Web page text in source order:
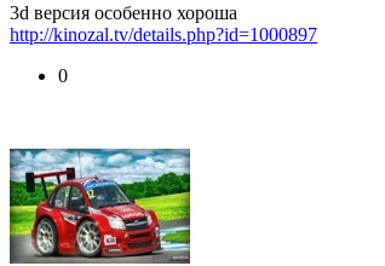
3d версия особенно хороша
http://kinozal.tv/details.php?id=1000897
0